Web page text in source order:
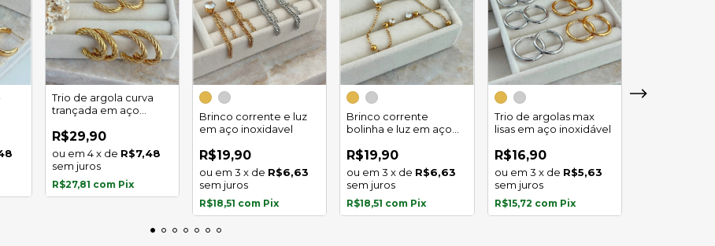
Trio de argola curva
trançada em aço
R$29,90
4 x de R$7,48
sem juros
R$27,81 com Pix
Brinco corrente e luz
em aço inoxidavel
R$19,90
3 x de R$6,63
sem juros
R$18,51 com Pix
Brinco corrente
bolinha e luz em aço
R$19,90
3 x de R$6,63
sem juros
R$18,51 com Pix
Trio de argolas max
lisas em aço inoxidável
R$16,90
3 x de R$5,63
sem juros
R$15,72 com Pix
Trio de argola